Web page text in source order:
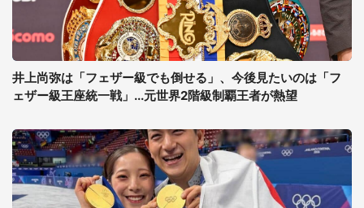
井上尚弥は「フェザー級でも倒せる」、今後見たいのは「フ
ェザー級王座統一戦」...元世界2階級制覇王者が熱望